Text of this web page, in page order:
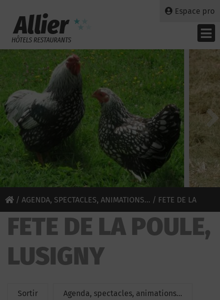
Espace pro
/ AGENDA, SPECTACLES, ANIMATIONS... / FETE DE LA
POULE
FETE DE LA POULE,
LUSIGNY
Sortir Agenda, spectacles, animations...